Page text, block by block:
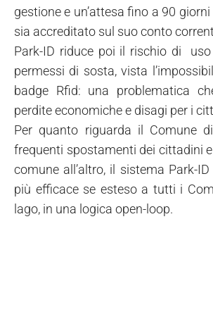
gestione e un’attesa fino a 90
sia accreditato sul suo conto
Park-ID riduce poi il rischio di
permessi di sosta, vista
badge Rfid: una problematica
perdite economiche e disagi per i
Per quanto riguarda il Comune
frequenti spostamenti dei cittadini
comune all’altro, il sistema Park-
più efficace se esteso a tutti i
lago, in una logica open-loop.